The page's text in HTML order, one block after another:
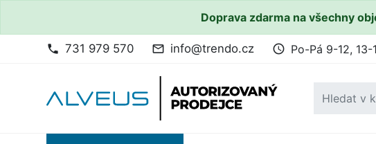
Doprava zdarma na všechny
phone 731 979 570 mail_outline info@trendo.cz access_time Po-Pá 9-12, 13-